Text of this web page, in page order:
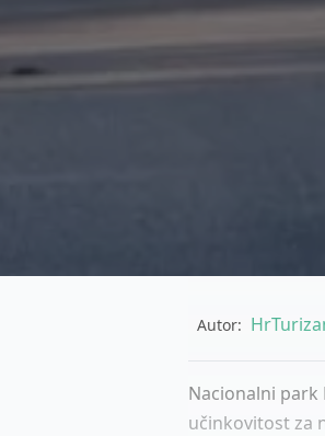
Autor:
Nacionalni
učinkovitost za